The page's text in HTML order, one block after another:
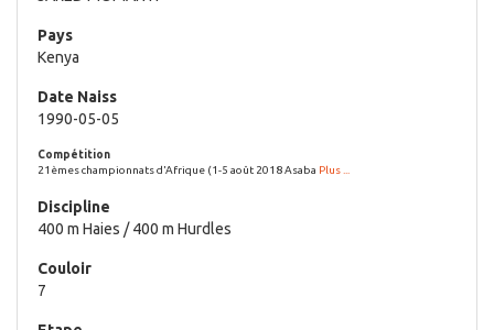
Kenya
1990-05-05
21èmes championnats d'Afrique (1-5 août 2018 Asaba Plus ...
400 m Haies / 400 m Hurdles
7